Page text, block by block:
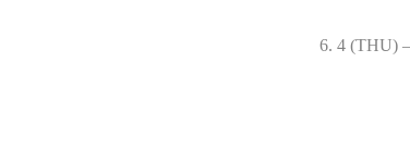
6. 4 (THU)